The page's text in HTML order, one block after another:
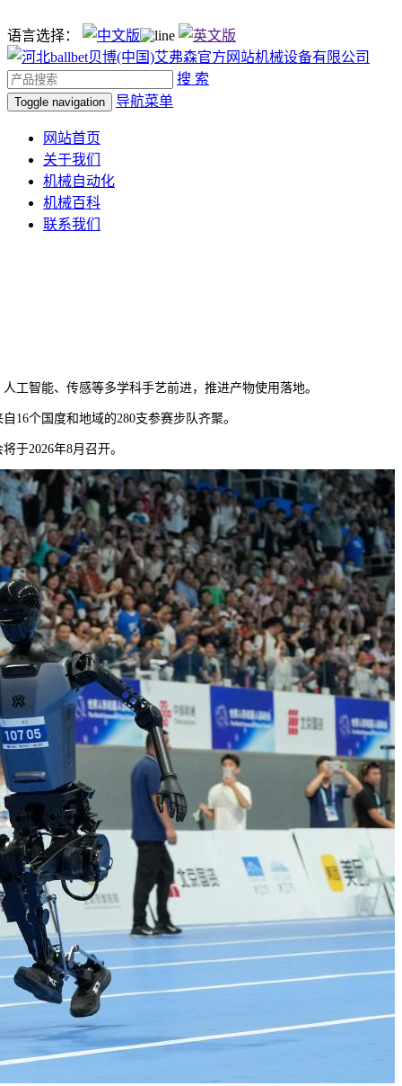
语言选择：
搜 索
Toggle navigation 导航菜单
网站首页
关于我们
机械自动化
机械百科
联系我们
智能、传感等多学科手艺前进，推进产物使用落地。
个国度和地域的280支参赛步队齐聚。
2026年8月召开。